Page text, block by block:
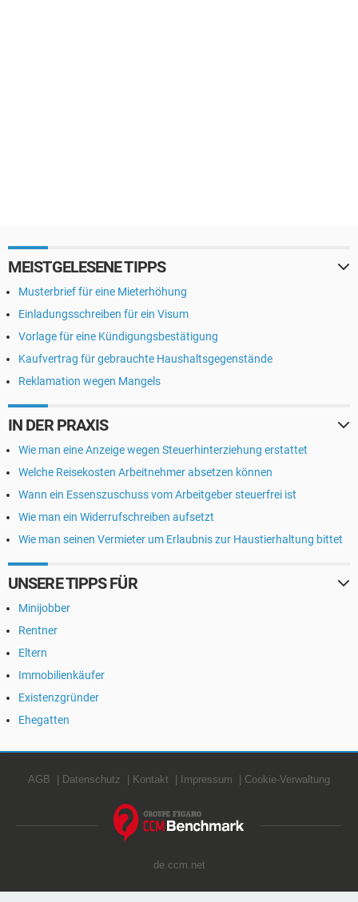
MEISTGELESENE TIPPS
Musterbrief für eine Mieterhöhung
Einladungsschreiben für ein Visum
Vorlage für eine Kündigungsbestätigung
Kaufvertrag für gebrauchte Haushaltsgegenstände
Reklamation wegen Mangels
IN DER PRAXIS
Wie man eine Anzeige wegen Steuerhinterziehung erstattet
Welche Reisekosten Arbeitnehmer absetzen können
Wann ein Essenszuschuss vom Arbeitgeber steuerfrei ist
Wie man ein Widerrufschreiben aufsetzt
Wie man seinen Vermieter um Erlaubnis zur Haustierhaltung bittet
UNSERE TIPPS FÜR
Minijobber
Rentner
Eltern
Immobilienkäufer
Existenzgründer
Ehegatten
AGB Datenschutz Kontakt Impressum Cookie-Verwaltung
de.ccm.net